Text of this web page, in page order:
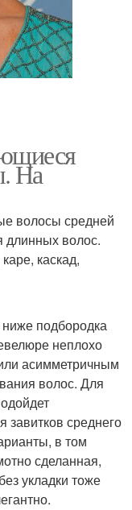
с фейдом
без укладки
стрижка
стрижки
для дам
стрижки
На
волосы средней
длинных волос.
каскад,
подбородка
неплохо
асимметричным
волос. Для
завитков среднего
в том
сделанная,
укладки тоже